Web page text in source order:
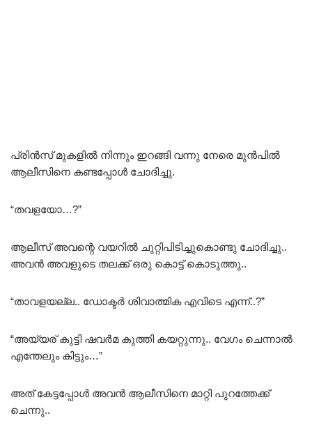
പ്രിൻസ് മുകളിൽ നിന്നും ഇറങ്ങി വന്നു നേരെ മുൻപിൽ
ആലീസിനെ കണ്ടപ്പോൾ ചോദിച്ചു.
“തവളയോ…?”
ആലീസ് അവന്റെ വയറിൽ ചുറ്റിപിടിച്ചുകൊണ്ടു ചോദിച്ചു..
അവൻ അവളുടെ തലക്ക് ഒരു കൊട്ട് കൊടുത്തു..
“താവളയല്ല.. ഡോക്ടർ ശിവാത്മിക എവിടെ എന്ന്..?”
“അയ്യര് കുട്ടി ഷവർമ കുത്തി കയറ്റുന്നു.. വേഗം ചെന്നാൽ
എന്തേലും കിട്ടും…”
അത് കേട്ടപ്പോൾ അവൻ ആലീസിനെ മാറ്റി പുറത്തേക്ക്
ചെന്നു..